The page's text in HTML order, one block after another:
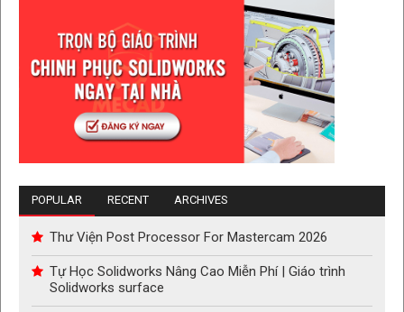
POPULAR RECENT ARCHIVES
Thư Viện Post Processor For Mastercam 2026
Tự Học Solidworks Nâng Cao Miễn Phí | Giáo trình
Solidworks surface